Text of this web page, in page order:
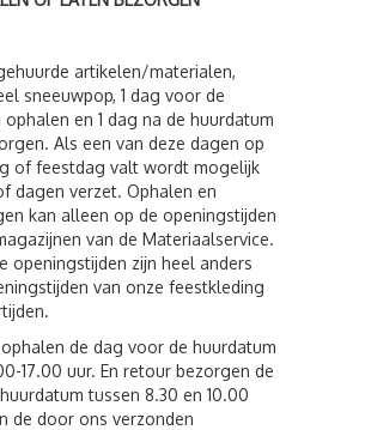
artikelen/materialen,
sneeuwpop, 1 dag voor de
en 1 dag na de huurdatum
Als een van deze dagen op
of feestdag valt wordt mogelijk
dagen verzet. Ophalen en
kan alleen op de openingstijden
van de Materiaalservice.
openingstijden zijn heel anders
van onze feestkleding
de dag voor de huurdatum
17.00 uur. En retour bezorgen de
tussen 8.30 en 10.00
de door ons verzonden